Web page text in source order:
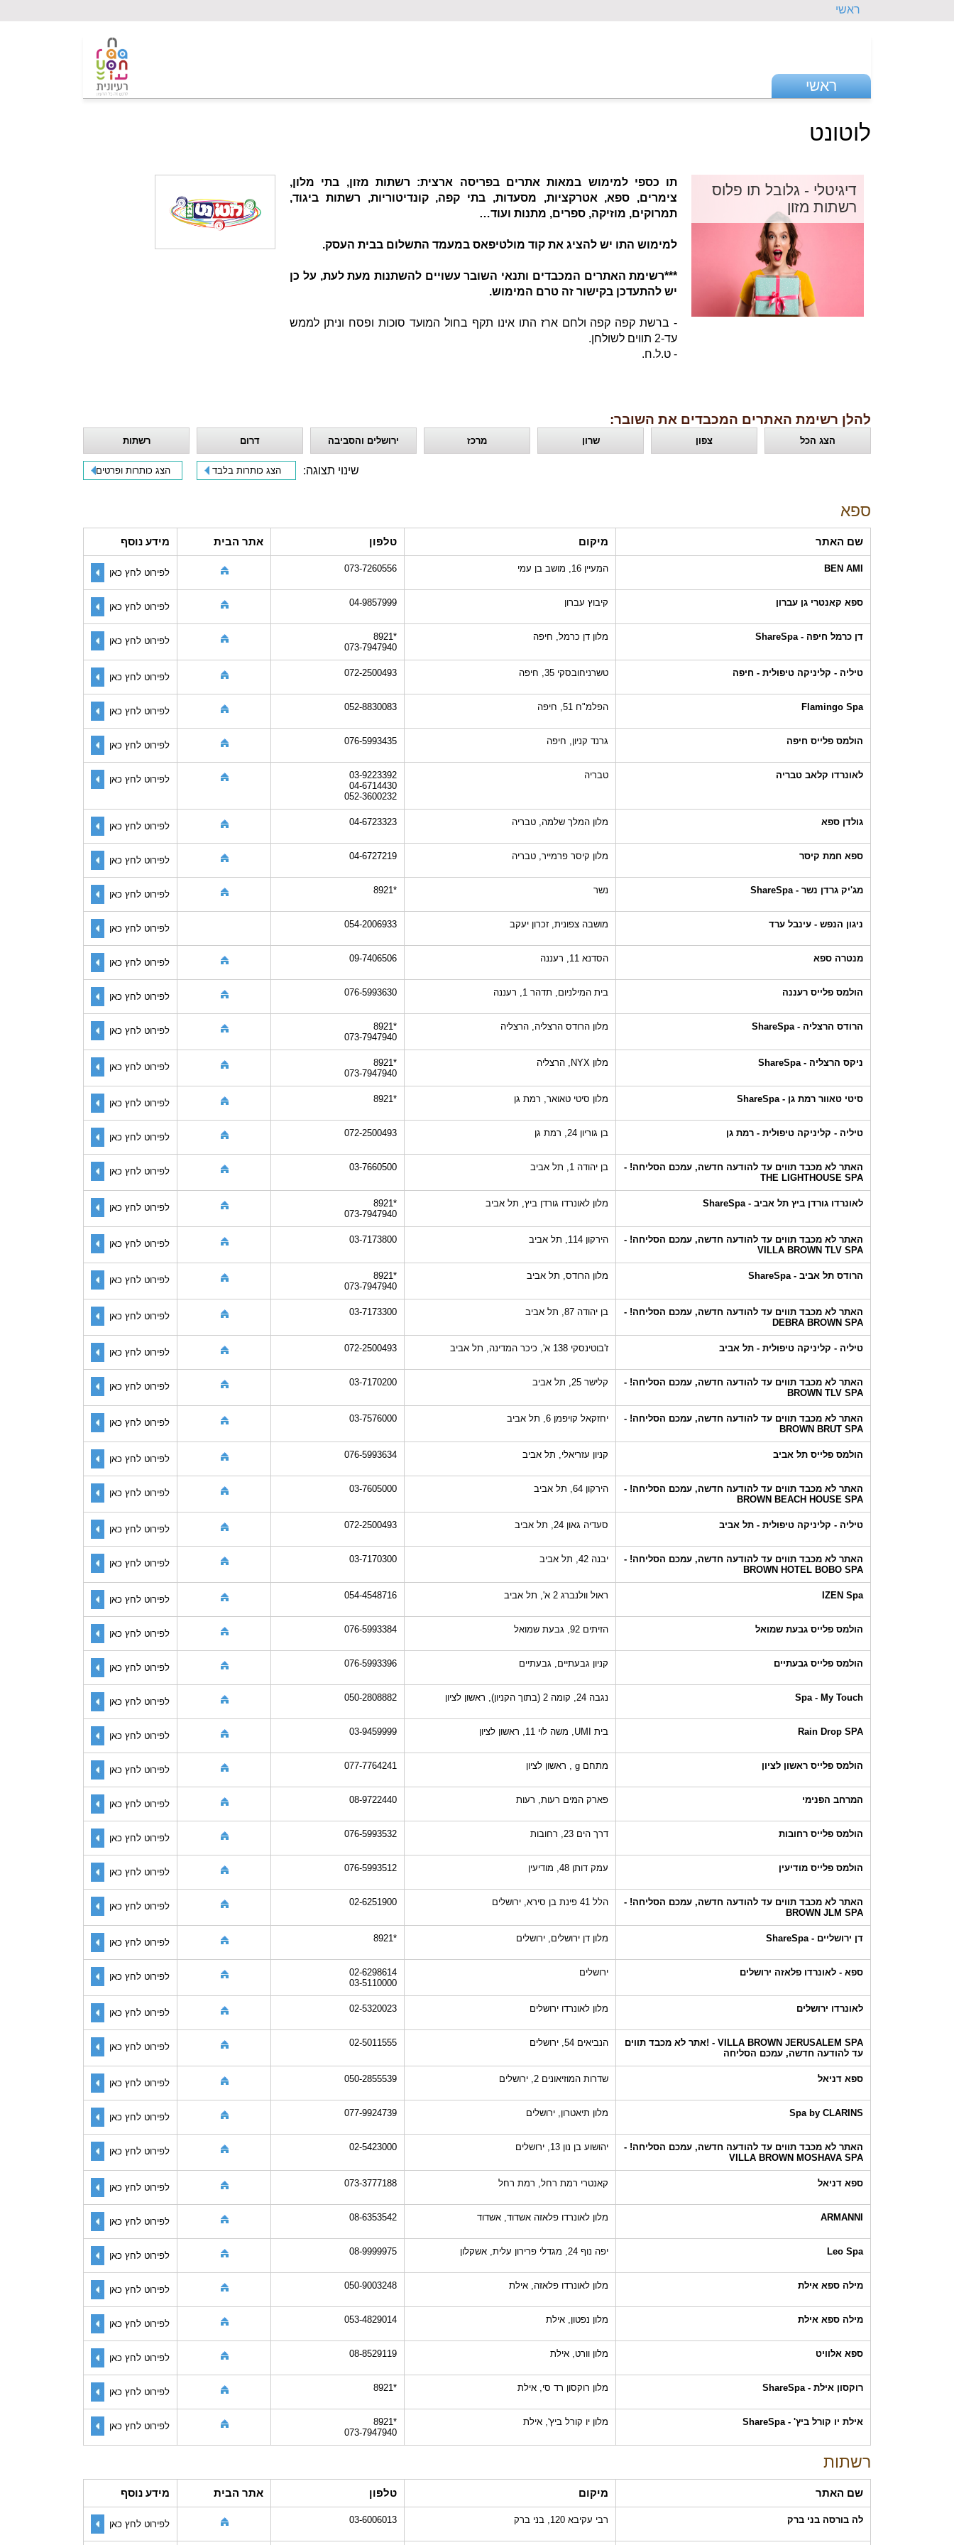
ראשי
ראשי
לוטונט
דיגיטלי - גלובל תו פלוס
רשתות מזון
תו כספי למימוש במאות אתרים בפריסה ארצית: רשתות מזון, בתי מלון,
צימרים, ספא, אטרקציות, מסעדות, בתי קפה, קונדיטוריות, רשתות ביגוד,
תמרוקים, מוזיקה, ספרים, מתנות ועוד…
למימוש התו יש להציג את קוד מולטיפאס במעמד התשלום בבית העסק.
***רשימת האתרים המכבדים ותנאי השובר עשויים להשתנות מעת לעת, על כן
יש להתעדכן בקישור זה טרם המימוש.
- ברשת קפה קפה ולחם ארז התו אינו תקף בחול המועד סוכות ופסח וניתן לממש
עד-2 תווים לשולחן.
- ט.ל.ח.
להלן רשימת האתרים המכבדים את השובר:
הצג הכל צפון שרון מרכז ירושלים והסביבה דרום רשתות
שינוי תצוגה: הצג כותרות בלבד הצג כותרות ופרטים
ספא
שם האתר מיקום טלפון אתר הבית מידע נוסף
BEN AMI המעיין 16, מושב בן עמי 073-7260556 לפירוט לחץ כאן
ספא קאנטרי גן עברון קיבוץ עברון 04-9857999 לפירוט לחץ כאן
דן כרמל חיפה - ShareSpa מלון דן כרמל, חיפה
*8921
073-7947940
לפירוט לחץ כאן
טיליה - קליניקה טיפולית - חיפה טשרניחובסקי 35, חיפה 072-2500493 לפירוט לחץ כאן
Flamingo Spa הפלמ"ח 51, חיפה 052-8830083 לפירוט לחץ כאן
הולמס פלייס חיפה גרנד קניון, חיפה 076-5993435 לפירוט לחץ כאן
לאונרדו קלאב טבריה טבריה
03-9223392
04-6714430
052-3600232
לפירוט לחץ כאן
גולדן ספא מלון המלך שלמה, טבריה 04-6723323 לפירוט לחץ כאן
ספא חמת קיסר מלון קיסר פרמייר, טבריה 04-6727219 לפירוט לחץ כאן
מג'יק גרדן נשר - ShareSpa נשר *8921 לפירוט לחץ כאן
ניגון הנפש - עינבל ערד מושבה צפונית, זכרון יעקב 054-2006933 לפירוט לחץ כאן
מנטרה ספא הסדנא 11, רעננה 09-7406506 לפירוט לחץ כאן
הולמס פלייס רעננה בית המילניום, תדהר 1, רעננה 076-5993630‎ לפירוט לחץ כאן
הרודס הרצליה - ShareSpa מלון הרודס הרצליה, הרצליה
*8921
073-7947940
לפירוט לחץ כאן
ניקס הרצליה - ShareSpa מלון NYX, הרצליה
*8921
073-7947940
לפירוט לחץ כאן
סיטי טאוור רמת גן - ShareSpa מלון סיטי טאואר, רמת גן *8921 לפירוט לחץ כאן
טיליה - קליניקה טיפולית - רמת גן בן גוריון 24, רמת גן 072-2500493 לפירוט לחץ כאן
האתר לא מכבד תווים עד להודעה חדשה, עמכם הסליחה! -
THE LIGHTHOUSE SPA
בן יהודה 1, תל אביב 03-7660500 לפירוט לחץ כאן
לאונרדו גורדן ביץ תל אביב - ShareSpa מלון לאונרדו גורדן ביץ, תל אביב
*8921
073-7947940
לפירוט לחץ כאן
האתר לא מכבד תווים עד להודעה חדשה, עמכם הסליחה! -
VILLA BROWN TLV SPA
הירקון 114, תל אביב 03-7173800 לפירוט לחץ כאן
הרודס תל אביב - ShareSpa מלון הרודס, תל אביב
*8921
073-7947940
לפירוט לחץ כאן
האתר לא מכבד תווים עד להודעה חדשה, עמכם הסליחה! -
DEBRA BROWN SPA
בן יהודה 87, תל אביב 03-7173300 לפירוט לחץ כאן
טיליה - קליניקה טיפולית - תל אביב ז'בוטינסקי 138 א', כיכר המדינה, תל אביב 072-2500493 לפירוט לחץ כאן
האתר לא מכבד תווים עד להודעה חדשה, עמכם הסליחה! -
BROWN TLV SPA
קלישר 25, תל אביב 03-7170200 לפירוט לחץ כאן
האתר לא מכבד תווים עד להודעה חדשה, עמכם הסליחה! -
BROWN BRUT SPA
יחזקאל קויפמן 6, תל אביב 03-7576000 לפירוט לחץ כאן
הולמס פלייס תל אביב קניון עזריאלי, תל אביב 076-5993634 לפירוט לחץ כאן
האתר לא מכבד תווים עד להודעה חדשה, עמכם הסליחה! -
BROWN BEACH HOUSE SPA
הירקון 64, תל אביב 03-7605000 לפירוט לחץ כאן
טיליה - קליניקה טיפולית - תל אביב סעדיה גאון 24, תל אביב 072-2500493 לפירוט לחץ כאן
האתר לא מכבד תווים עד להודעה חדשה, עמכם הסליחה! -
BROWN HOTEL BOBO SPA
יבנה 42, תל אביב 03-7170300 לפירוט לחץ כאן
IZEN Spa ראול וולנברג 2 א', תל אביב 054-4548716 לפירוט לחץ כאן
הולמס פלייס גבעת שמואל הזיתים 92, גבעת שמואל 076-5993384 לפירוט לחץ כאן
הולמס פלייס גבעתיים קניון גבעתיים, גבעתיים 076-5993396 לפירוט לחץ כאן
Spa - My Touch נגבה 24, קומה 2 (בתוך הקניון), ראשון לציון 050-2808882 לפירוט לחץ כאן
Rain Drop SPA בית UMI, משה לוי 11, ראשון לציון 03-9459999 לפירוט לחץ כאן
הולמס פלייס ראשון לציון מתחם g , ראשון לציון 077-7764241 לפירוט לחץ כאן
המרחב הפנימי פארק המים רעות, רעות 08-9722440 לפירוט לחץ כאן
הולמס פלייס רחובות דרך הים 23, רחובות 076-5993532 לפירוט לחץ כאן
הולמס פלייס מודיעין עמק דותן 48, מודיעין 076-5993512 לפירוט לחץ כאן
האתר לא מכבד תווים עד להודעה חדשה, עמכם הסליחה! -
BROWN JLM SPA
הלל 41 פינת בן סירא, ירושלים 02-6251900 לפירוט לחץ כאן
דן ירושליים - ShareSpa מלון דן ירושלים, ירושלים *8921 לפירוט לחץ כאן
ספא - לאונרדו פלאזה ירושלים ירושלים
02-6298614
03-5110000
לפירוט לחץ כאן
לאונרדו ירושלים מלון לאונרדו ירושלים 02-5320023 לפירוט לחץ כאן
VILLA BROWN JERUSALEM SPA - !אתר לא מכבד תווים
עד להודעה חדשה, עמכם הסליחה
הנביאים 54, ירושלים 02-5011555 לפירוט לחץ כאן
ספא דניאל שדרות המוזיאונים 2, ירושלים 050-2855539 לפירוט לחץ כאן
Spa by CLARINS מלון תיאטרון, ירושלים 077-9924739 לפירוט לחץ כאן
האתר לא מכבד תווים עד להודעה חדשה, עמכם הסליחה! -
VILLA BROWN MOSHAVA SPA
יהושוע בן נון 13, ירושלים 02-5423000 לפירוט לחץ כאן
ספא דניאל קאנטרי רמת רחל, רמת רחל 073-3777188 לפירוט לחץ כאן
ARMANNI מלון לאונרדו פלאזה אשדוד, אשדוד 08-6353542 לפירוט לחץ כאן
Leo Spa יפה נוף 24, מגדלי פרירון עלית, אשקלון 08-9999975 לפירוט לחץ כאן
מילה ספא אילת מלון לאונרדו פלאזה, אילת 050-9003248 לפירוט לחץ כאן
מילה ספא אילת מלון נפטון, אילת 053-4829014 לפירוט לחץ כאן
ספא אלוויט מלון וורט, אילת 08-8529119 לפירוט לחץ כאן
רוקסון אילת - ShareSpa מלון רוקסון רד סי, אילת *8921 לפירוט לחץ כאן
אילת יו קורל ביץ' - ShareSpa מלון יו קורל ביץ', אילת
*8921
073-7947940
לפירוט לחץ כאן
רשתות
שם האתר מיקום טלפון אתר הבית מידע נוסף
לה בורסה בני ברק רבי עקיבא 120, בני ברק 03-6006013 לפירוט לחץ כאן